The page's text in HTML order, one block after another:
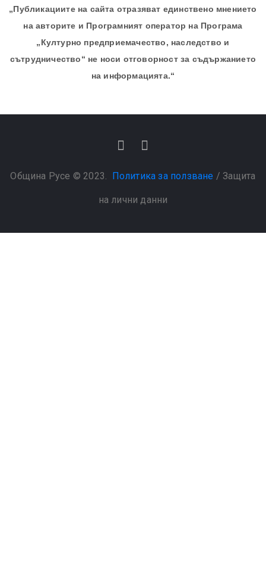
„Публикациите на сайта отразяват единствено мнението
на авторите и Програмният оператор на Програма
„Културно предприемачество, наследство и
сътрудничество“ не носи отговорност за съдържанието
на информацията.“
Община Русе © 2023. Политика за ползване / Защита
на лични данни